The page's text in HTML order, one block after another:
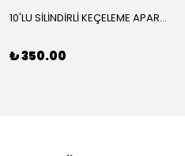
10'LU SİLİNDİRLİ KEÇELEME APARATI
₺ 350.00